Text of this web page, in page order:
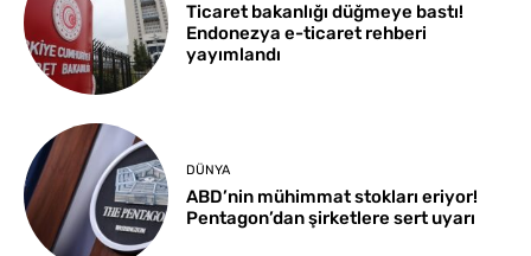
Ticaret bakanlığı düğmeye bastı!
Endonezya e-ticaret rehberi
yayımlandı
DÜNYA
ABD’nin mühimmat stokları eriyor!
Pentagon’dan şirketlere sert uyarı